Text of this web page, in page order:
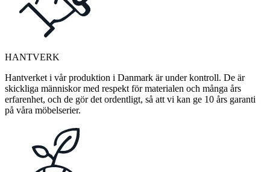
HANTVERK
Hantverket i vår produktion i Danmark är under kontroll. De är
skickliga människor med respekt för materialen och många års
erfarenhet, och de gör det ordentligt, så att vi kan ge 10 års garanti
på våra möbelserier.